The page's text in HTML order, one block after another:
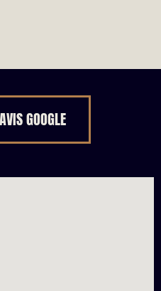
GOOGLE